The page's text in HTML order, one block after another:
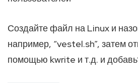
Создайте файл на Linux и
например, “vestel.sh”, затем
помощью kwrite и т.д. и